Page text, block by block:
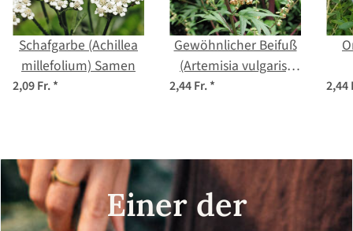
Schafgarbe (Achillea
millefolium) Samen
2,09 Fr.*
Gewöhnlicher Beifuß
(Artemisia vulgaris)
Bio Saatgut
2,44 Fr.* 2,44
Einer der